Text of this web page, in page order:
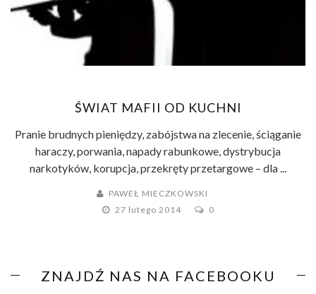
ŚWIAT MAFII OD KUCHNI
Pranie brudnych pieniędzy, zabójstwa na zlecenie, ściąganie
haraczy, porwania, napady rabunkowe, dystrybucja
narkotyków, korupcja, przekręty przetargowe – dla ...
PAWEŁ MIECZKOWSKI
27 lutego 2014
0
ZNAJDŹ NAS NA FACEBOOKU